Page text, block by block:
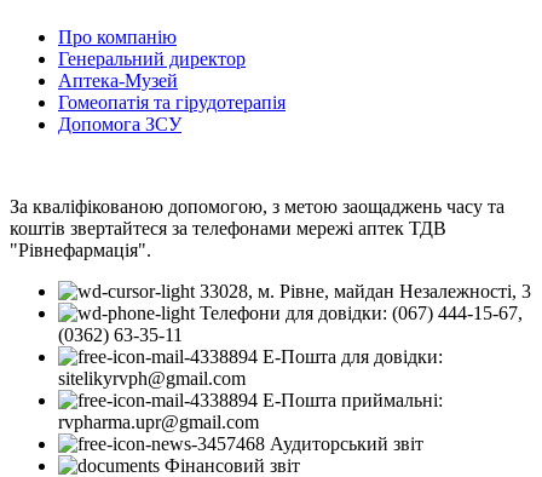
Про компанію
Генеральний директор
Аптека-Музей
Гомеопатія та гірудотерапія
Допомога ЗСУ
За кваліфікованою допомогою, з метою заощаджень часу та
коштів звертайтеся за телефонами мережі аптек ТДВ
"Рівнефармація".
33028, м. Рівне, майдан Незалежності, 3
Телефони для довідки: (067) 444-15-67,
(0362) 63-35-11
Е-Пошта для довідки:
sitelikyrvph@gmail.com
Е-Пошта приймальні:
rvpharma.upr@gmail.com
Аудиторський звіт
Фінансовий звіт